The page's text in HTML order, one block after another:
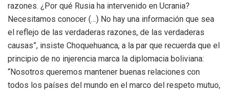
razones. ¿Por qué Rusia ha intervenido en Ucrania?
Necesitamos conocer (…) No hay una información que sea
el reflejo de las verdaderas razones, de las verdaderas
causas”, insiste Choquehuanca, a la par que recuerda que el
principio de no injerencia marca la diplomacia boliviana:
“Nosotros queremos mantener buenas relaciones con
todos los países del mundo en el marco del respeto mutuo,